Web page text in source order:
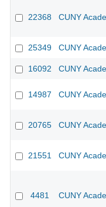
22368 CUNY
25349 CUNY
16092 CUNY
14987 CUNY
20765 CUNY
21551 CUNY
4481 CUNY